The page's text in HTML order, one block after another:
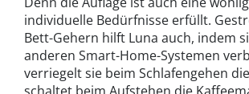
individuelle Bedürfnisse erfüllt.
Bett-Gehern hilft Luna auch, indem
anderen Smart-Home-Systemen
verriegelt sie beim Schlafengehen